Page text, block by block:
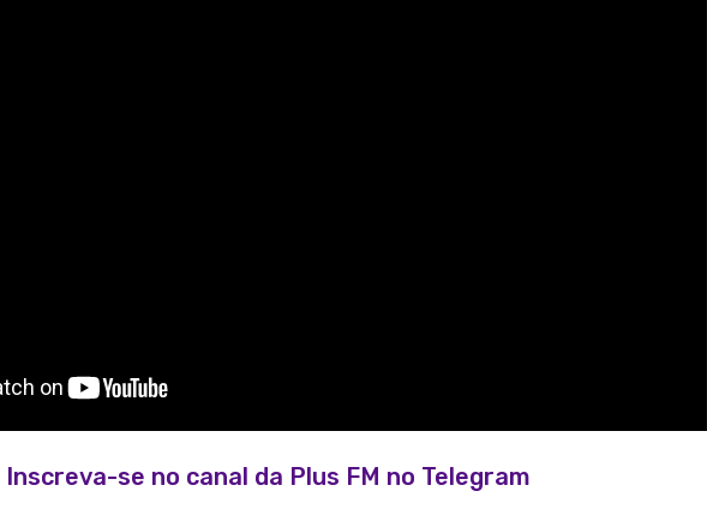
Inscreva-se no canal da Plus FM no Telegram